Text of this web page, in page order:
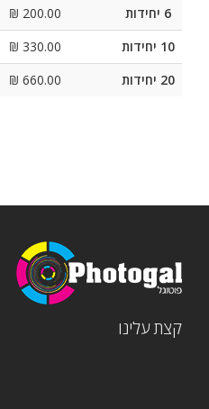
6 יחידות
200.00 ₪
10 יחידות
330.00 ₪
20 יחידות
660.00 ₪
קצת עלינו